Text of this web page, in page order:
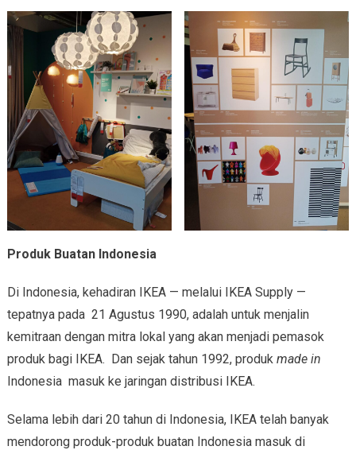
Produk Buatan Indonesia
Di Indonesia, kehadiran IKEA — melalui IKEA Supply —
tepatnya pada 21 Agustus 1990, adalah untuk menjalin
kemitraan dengan mitra lokal yang akan menjadi pemasok
produk bagi IKEA. Dan sejak tahun 1992, produk made in
Indonesia masuk ke jaringan distribusi IKEA.
Selama lebih dari 20 tahun di Indonesia, IKEA telah banyak
mendorong produk-produk buatan Indonesia masuk di